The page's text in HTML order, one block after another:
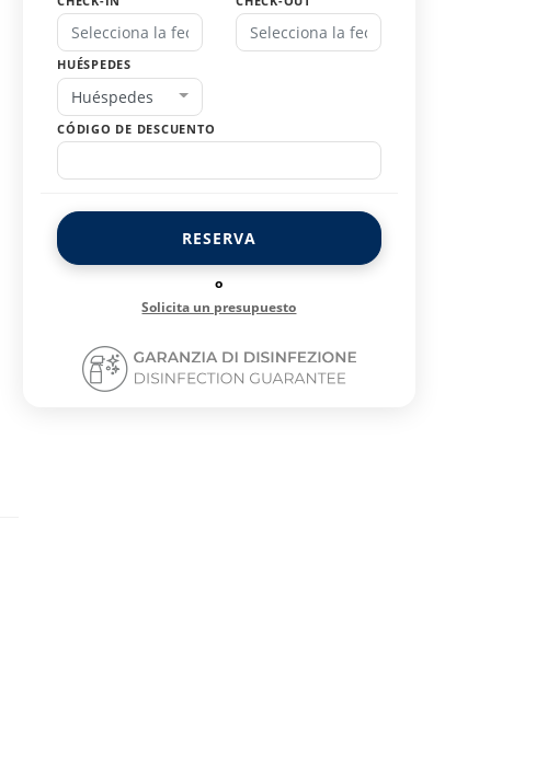
HUÉSPEDES
Huéspedes
CÓDIGO DE DESCUENTO
RESERVA
o
Solicita un presupuesto